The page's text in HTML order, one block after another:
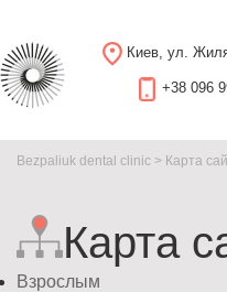
Киев, ул.
+38 096
Bezpaliuk dental clinic > Карта
Карта
Взрослым